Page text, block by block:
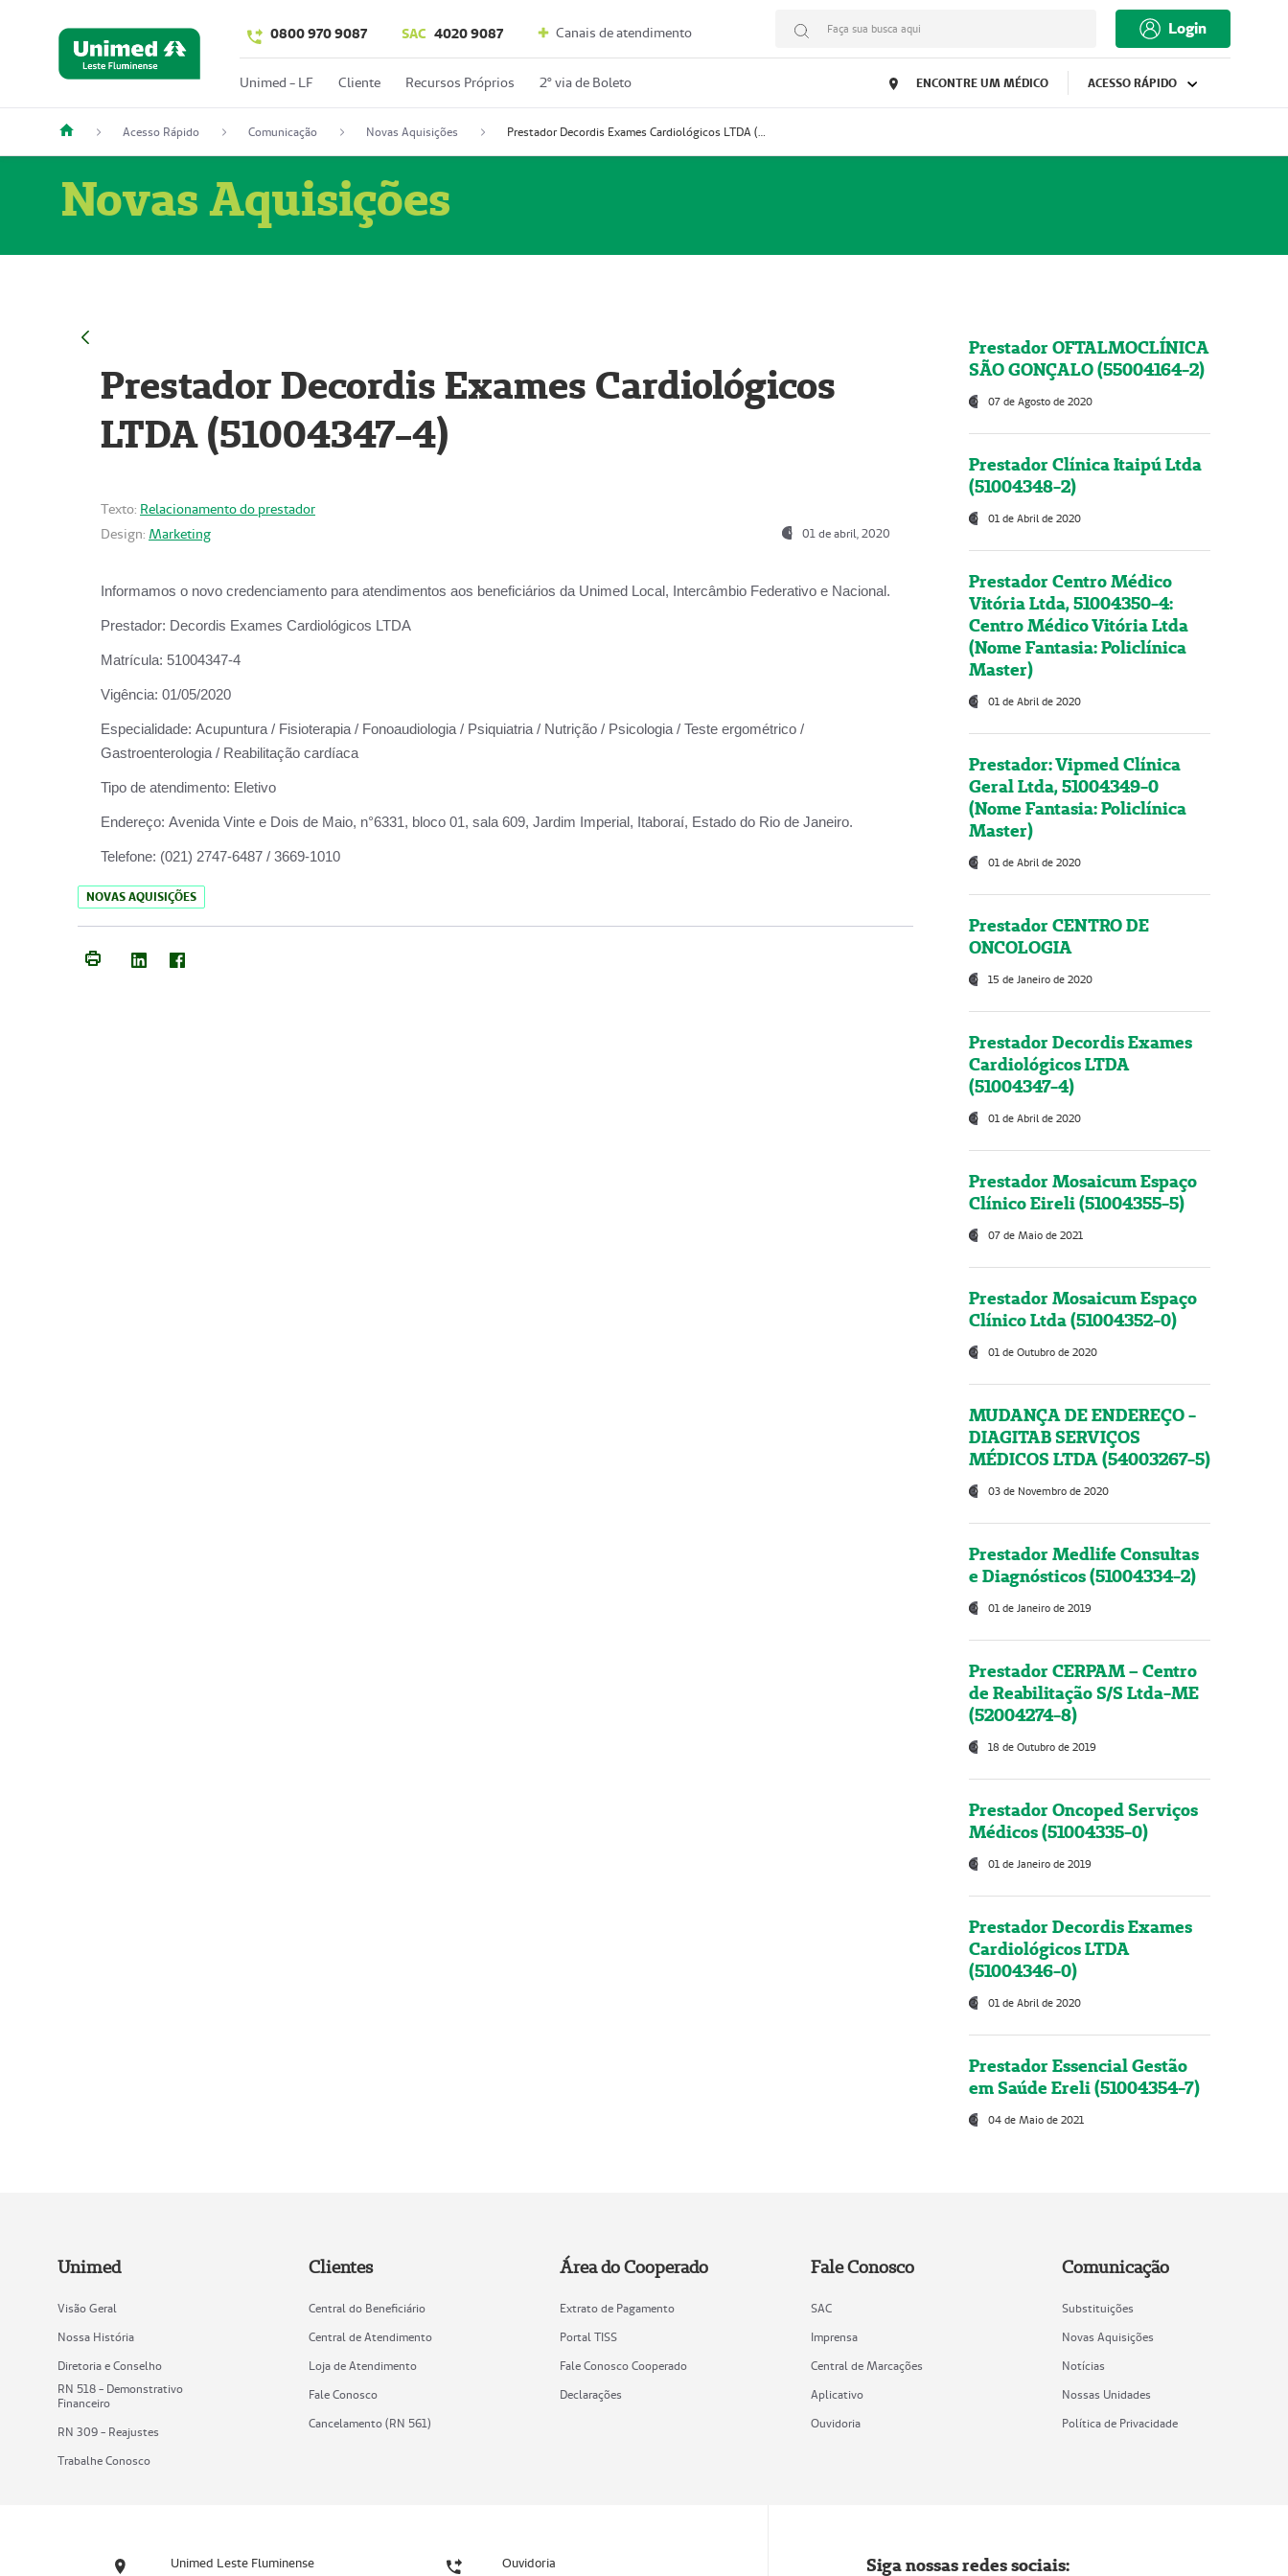
0800 970 9087 SAC 4020 9087 Canais de atendimento Faça sua busca aqui Login
Unimed - LF Cliente Recursos Próprios 2º via de Boleto ENCONTRE UM MÉDICO ACESSO RÁPIDO
Acesso Rápido Comunicação Novas Aquisições Prestador Decordis Exames Cardiológicos LTDA (51004347-4)
Novas Aquisições
Prestador Decordis Exames Cardiológicos
LTDA (51004347-4)
Texto: Relacionamento do prestador
Design: Marketing 01 de abril, 2020
Informamos o novo credenciamento para atendimentos aos beneficiários da Unimed Local, Intercâmbio Federativo e Nacional.
Prestador: Decordis Exames Cardiológicos LTDA
Matrícula: 51004347-4
Vigência: 01/05/2020
Especialidade: Acupuntura / Fisioterapia / Fonoaudiologia / Psiquiatria / Nutrição / Psicologia / Teste ergométrico /
Gastroenterologia / Reabilitação cardíaca
Tipo de atendimento: Eletivo
Endereço: Avenida Vinte e Dois de Maio, n°6331, bloco 01, sala 609, Jardim Imperial, Itaboraí, Estado do Rio de Janeiro.
Telefone: (021) 2747-6487 / 3669-1010
NOVAS AQUISIÇÕES
Prestador OFTALMOCLÍNICA
SÃO GONÇALO (55004164-2)
07 de Agosto de 2020
Prestador Clínica Itaipú Ltda
(51004348-2)
01 de Abril de 2020
Prestador Centro Médico
Vitória Ltda, 51004350-4:
Centro Médico Vitória Ltda
(Nome Fantasia: Policlínica
Master)
01 de Abril de 2020
Prestador: Vipmed Clínica
Geral Ltda, 51004349-0
(Nome Fantasia: Policlínica
Master)
01 de Abril de 2020
Prestador CENTRO DE
ONCOLOGIA
15 de Janeiro de 2020
Prestador Decordis Exames
Cardiológicos LTDA
(51004347-4)
01 de Abril de 2020
Prestador Mosaicum Espaço
Clínico Eireli (51004355-5)
07 de Maio de 2021
Prestador Mosaicum Espaço
Clínico Ltda (51004352-0)
01 de Outubro de 2020
MUDANÇA DE ENDEREÇO -
DIAGITAB SERVIÇOS
MÉDICOS LTDA (54003267-5)
03 de Novembro de 2020
Prestador Medlife Consultas
e Diagnósticos (51004334-2)
01 de Janeiro de 2019
Prestador CERPAM – Centro
de Reabilitação S/S Ltda-ME
(52004274-8)
18 de Outubro de 2019
Prestador Oncoped Serviços
Médicos (51004335-0)
01 de Janeiro de 2019
Prestador Decordis Exames
Cardiológicos LTDA
(51004346-0)
01 de Abril de 2020
Prestador Essencial Gestão
em Saúde Ereli (51004354-7)
04 de Maio de 2021
Unimed
Visão Geral
Nossa História
Diretoria e Conselho
RN 518 - Demonstrativo
Financeiro
RN 309 - Reajustes
Trabalhe Conosco
Clientes
Central do Beneficiário
Central de Atendimento
Loja de Atendimento
Fale Conosco
Cancelamento (RN 561)
Área do Cooperado
Extrato de Pagamento
Portal TISS
Fale Conosco Cooperado
Declarações
Fale Conosco
SAC
Imprensa
Central de Marcações
Aplicativo
Ouvidoria
Comunicação
Substituições
Novas Aquisições
Notícias
Nossas Unidades
Política de Privacidade
Unimed Leste Fluminense Ouvidoria Siga nossas redes sociais: